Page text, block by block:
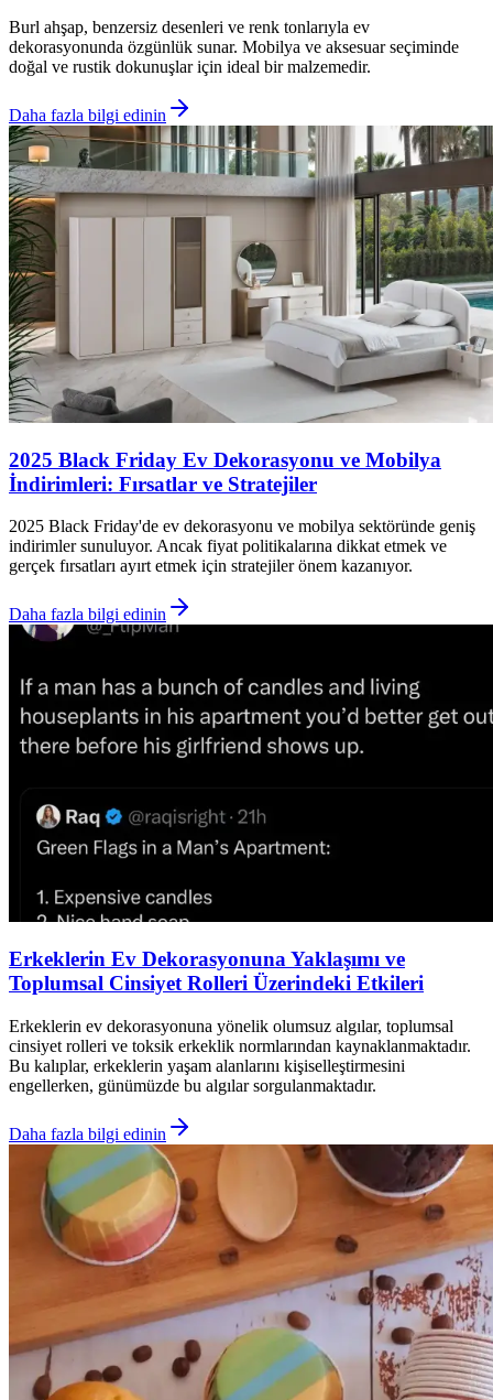
Burl ahşap, benzersiz desenleri ve renk tonlarıyla ev
dekorasyonunda özgünlük sunar. Mobilya ve aksesuar seçiminde
doğal ve rustik dokunuşlar için ideal bir malzemedir.
Daha fazla bilgi edinin
2025 Black Friday Ev Dekorasyonu ve Mobilya
İndirimleri: Fırsatlar ve Stratejiler
2025 Black Friday'de ev dekorasyonu ve mobilya sektöründe geniş
indirimler sunuluyor. Ancak fiyat politikalarına dikkat etmek ve
gerçek fırsatları ayırt etmek için stratejiler önem kazanıyor.
Daha fazla bilgi edinin
Erkeklerin Ev Dekorasyonuna Yaklaşımı ve
Toplumsal Cinsiyet Rolleri Üzerindeki Etkileri
Erkeklerin ev dekorasyonuna yönelik olumsuz algılar, toplumsal
cinsiyet rolleri ve toksik erkeklik normlarından kaynaklanmaktadır.
Bu kalıplar, erkeklerin yaşam alanlarını kişiselleştirmesini
engellerken, günümüzde bu algılar sorgulanmaktadır.
Daha fazla bilgi edinin